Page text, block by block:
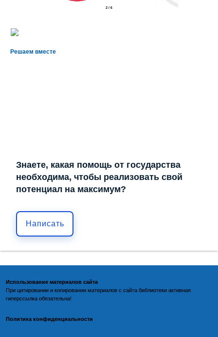
2 / 6
Решаем вместе
Знаете, какая помощь от государства
необходима, чтобы реализовать свой
потенциал на максимум?
Написать
Использование материалов сайта
При цитировании и копировании материалов с сайта библиотеки активная
гиперссылка обязательна!
Политика конфиденциальности